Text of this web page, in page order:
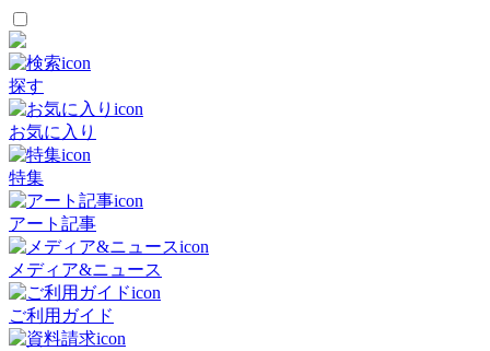
探す
お気に入り
特集
アート記事
メディア&ニュース
ご利用ガイド